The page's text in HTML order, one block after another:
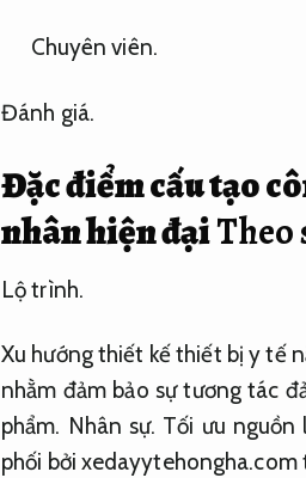
Chuyên viên.
Đánh giá.
Đặc điểm cấu tạo
nhân hiện đạiTheo
Lộ trình.
Xu hướng thiết kế thiết bị y tế
nhằm đảm bảo sự tương tác
phẩm. Nhân sự. Tối ưu nguồn
phối bởi